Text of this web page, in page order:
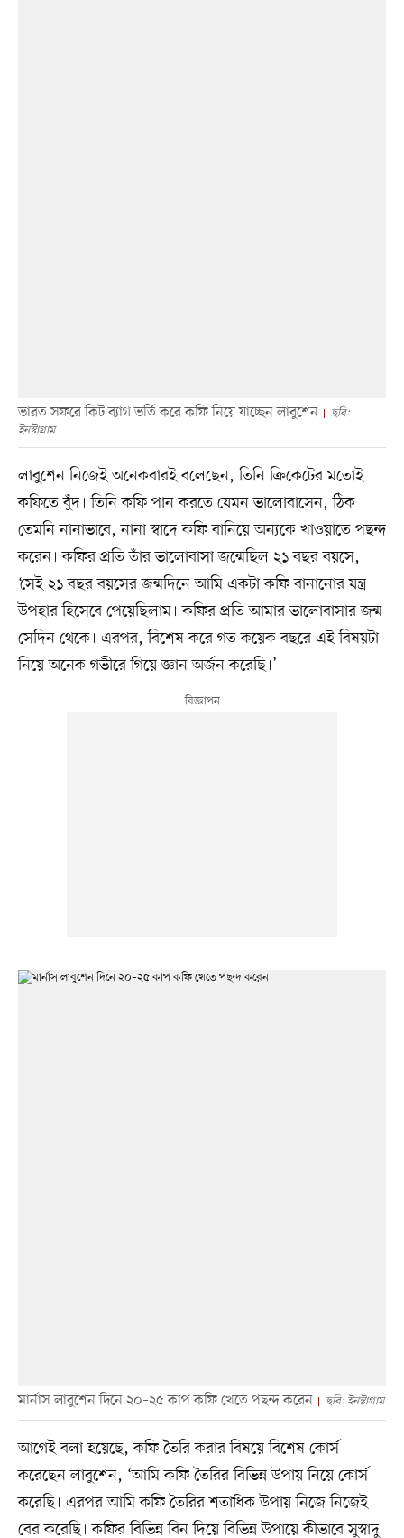
ভারত সফরে কিট ব্যাগ ভর্তি করে কফি নিয়ে যাচ্ছেন লাবুশেন
ছবি:
ইনস্টাগ্রাম
লাবুশেন নিজেই অনেকবারই বলেছেন, তিনি ক্রিকেটের মতোই
কফিতে বুঁদ। তিনি কফি পান করতে যেমন ভালোবাসেন, ঠিক
তেমনি নানাভাবে, নানা স্বাদে কফি বানিয়ে অন্যকে খাওয়াতে পছন্দ
করেন। কফির প্রতি তাঁর ভালোবাসা জন্মেছিল ২১ বছর বয়সে,
‘সেই ২১ বছর বয়সের জন্মদিনে আমি একটা কফি বানানোর যন্ত্র
উপহার হিসেবে পেয়েছিলাম। কফির প্রতি আমার ভালোবাসার জন্ম
সেদিন থেকে। এরপর, বিশেষ করে গত কয়েক বছরে এই বিষয়টা
নিয়ে অনেক গভীরে গিয়ে জ্ঞান অর্জন করেছি।’
মার্নাস লাবুশেন দিনে ২০–২৫ কাপ কফি খেতে পছন্দ করেন ছবি: ইনস্টাগ্রাম
আগেই বলা হয়েছে, কফি তৈরি করার বিষয়ে বিশেষ কোর্স
করেছেন লাবুশেন, ‘আমি কফি তৈরির বিভিন্ন উপায় নিয়ে কোর্স
করেছি। এরপর আমি কফি তৈরির শতাধিক উপায় নিজে নিজেই
বের করেছি। কফির বিভিন্ন বিন দিয়ে বিভিন্ন উপায়ে কীভাবে সুস্বাদু